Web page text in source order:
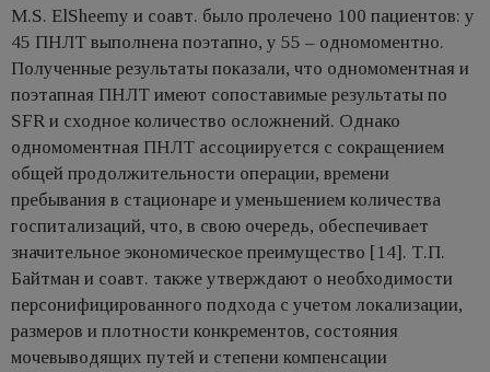
M.S. ElSheemy и соавт. было пролечено 100 пациентов: у
45 ПНЛТ выполнена поэтапно, у 55 – одномоментно.
Полученные результаты показали, что одномоментная и
поэтапная ПНЛТ имеют сопоставимые результаты по
SFR и сходное количество осложнений. Однако
одномоментная ПНЛТ ассоциируется с сокращением
общей продолжительности операции, времени
пребывания в стационаре и уменьшением количества
госпитализаций, что, в свою очередь, обеспечивает
значительное экономическое преимущество [14]. Т.П.
Байтман и соавт. также утверждают о необходимости
персонифицированного подхода с учетом локализации,
размеров и плотности конкрементов, состояния
мочевыводящих путей и степени компенсации